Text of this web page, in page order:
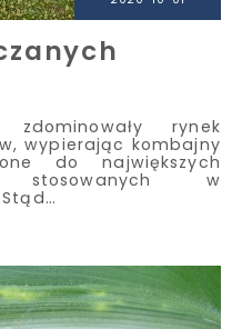
zdominowały rynek
wypierając kombajny
do największych
stosowanych w